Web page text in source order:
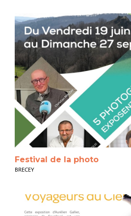
Festival de la photo
BRECEY